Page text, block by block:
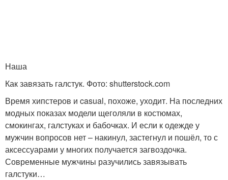
Наша
Как завязать галстук. Фото: shutterstock.com
Время хипстеров и casual, похоже, уходит. На последних
модных показах модели щеголяли в костюмах,
смокингах, галстуках и бабочках. И если к одежде у
мужчин вопросов нет – накинул, застегнул и пошёл, то с
аксессуарами у многих получается загвоздочка.
Современные мужчины разучились завязывать
галстуки…